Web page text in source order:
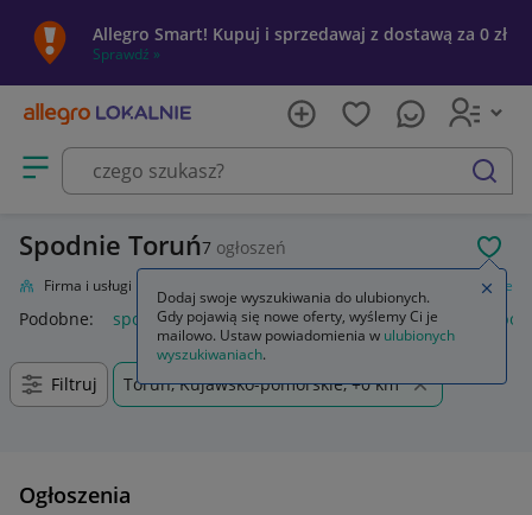
Allegro Smart! Kupuj i sprzedawaj z dostawą za 0 zł
Sprawdź »
Otwórz menu z kategoriami
szukaj
Spodnie Toruń7 ogłoszeń
Firma i usługi Spodnie
Podobne: spodnie spodnie robocze spodnie męskie
Filtruj Toruń, Kujawsko-pomorskie, +0 km
Ogłoszenia
Dodaj swoje wyszukiwania do ulubionych.
Gdy pojawią się nowe oferty, wyślemy Ci je
mailowo. Ustaw powiadomienia w ulubionych
wyszukiwaniach.